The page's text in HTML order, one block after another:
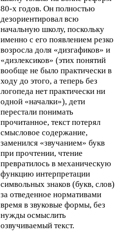
80-х годов. Он полностью
дезориентировал всю
начальную школу, поскольку
именно с его появлением резко
возросла доля «дизгафиков» и
«дизлексиков» (этих понятий
вообще не было практически в
ходу до этого, а теперь без
логопеда нет практически ни
одной «началки»), дети
перестали понимать
прочитанное, текст потерял
смысловое содержание,
заменился «звучанием» букв
при прочтении, чтение
превратилось в механическую
функцию интерпретации
символьных знаков (букв, слов)
за отведенное нормативами
время в звуковые формы, без
нужды осмыслить
озвучиваемый текст.